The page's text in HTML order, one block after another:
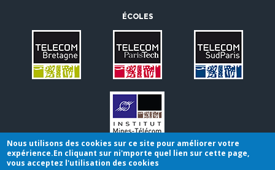
ÉCOLES
Conditions générales de vente
Nous utilisons des cookies sur ce site pour améliorer votre
expérience.En cliquant sur ni'mporte quel lien sur cette page,
vous acceptez l'utilisation des cookies